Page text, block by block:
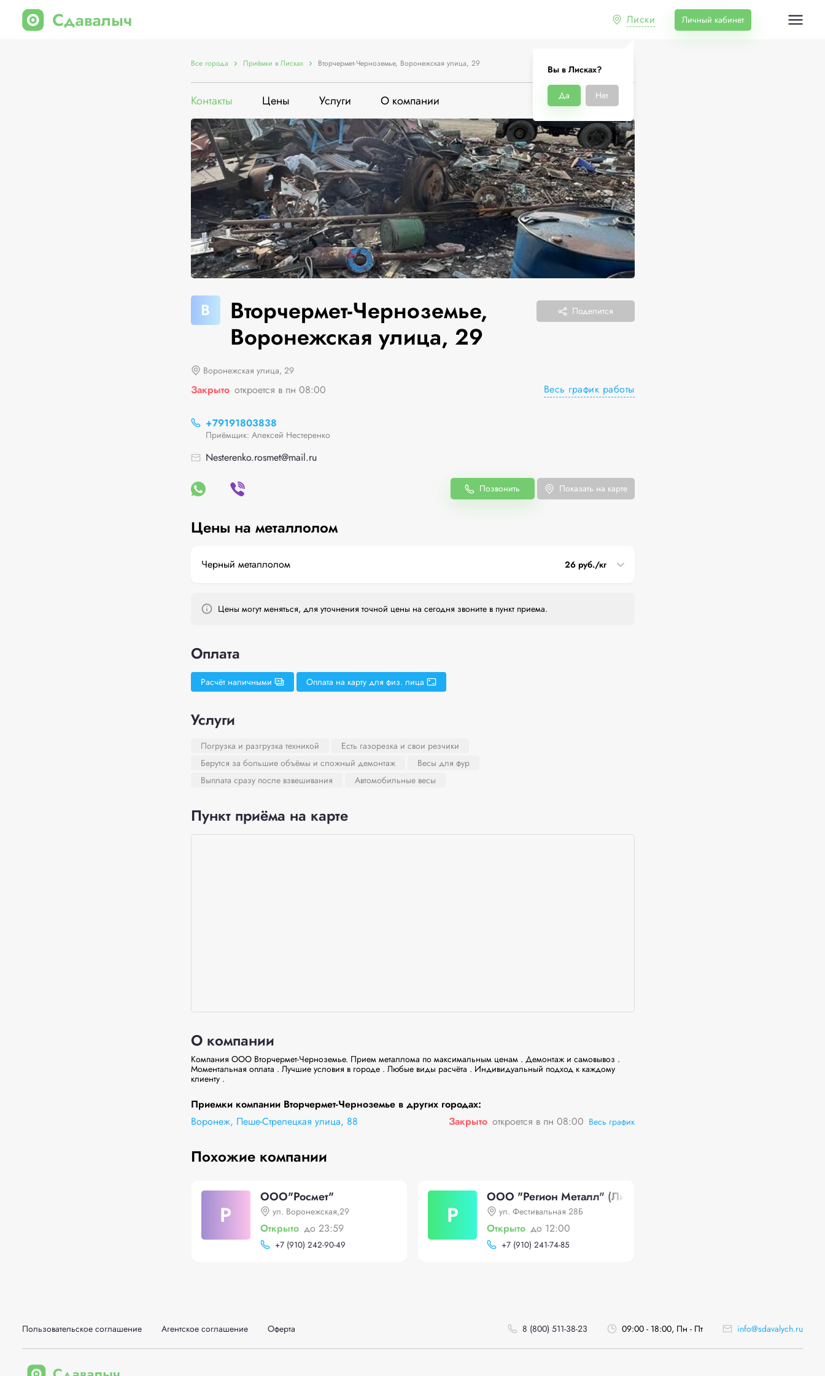
Лиски
Вы в Лисках?
Да Нет
Личный кабинет
Все города Приёмки в Лисках Вторчермет-Черноземье, Воронежская улица, 29
Контакты Цены Услуги О компании
В
Вторчермет-Черноземье,
Воронежская улица, 29
Поделится
Воронежская улица, 29
Закрыто откроется в пн 08:00 Весь график работы
+79191803838
Приёмщик: Алексей Нестеренко
Nesterenko.rosmet@mail.ru
Позвонить Показать на карте
Цены на металлолом
Черный металлолом 26 руб./кг
Цены могут меняться, для уточнения точной цены на сегодня звоните в пункт приема.
Оплата
Расчёт наличными Оплата на карту для физ. лица
Услуги
Погрузка и разгрузка техникой
Есть газорезка и свои резчики
Берутся за большие объёмы и сложный демонтаж
Весы для фур
Выплата сразу после взвешивания
Автомобильные весы
Пункт приёма на карте
О компании
Компания ООО Вторчермет-Черноземье. Прием металлома по максимальным ценам . Демонтаж и самовывоз .
Моментальная оплата . Лучшие условия в городе . Любые виды расчёта . Индивидуальный подход к каждому
клиенту .
Приемки компании Вторчермет-Черноземье в других городах:
Воронеж, Пеше-Стрелецкая улица, 88
Закрыто откроется в пн 08:00 Весь график
Похожие компании
Р
ООО"Росмет"
ул. Воронежская,29
Открыто до 23:59
+7 (910) 242-90-49
Р
ООО "Регион Металл" (Лиски)
ул. Фестивальная 28Б
Открыто до 12:00
+7 (910) 241-74-85
Пользовательское соглашение Агентское соглашение Оферта 8 (800) 511-38-23 09:00 - 18:00, Пн - Пт info@sdavalych.ru